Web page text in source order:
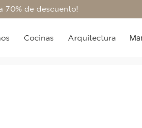
70% de descuento!
Cocinas Arquitectura